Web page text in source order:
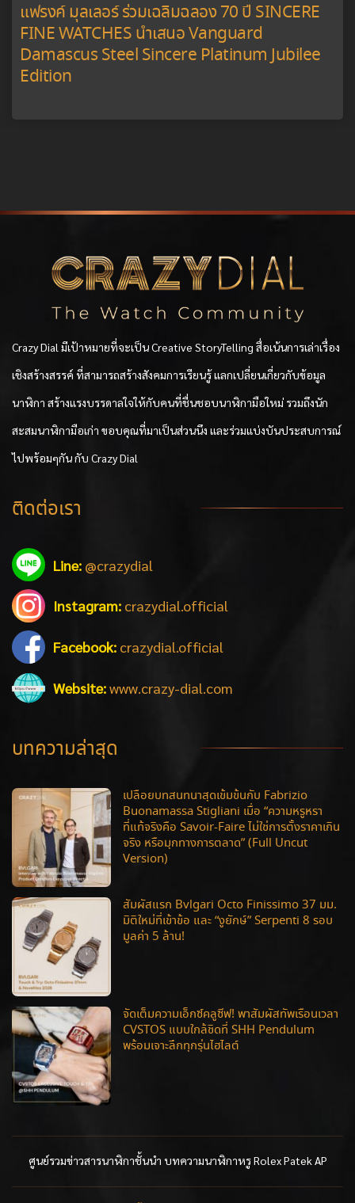
แฟรงค์ มุลเลอร์ ร่วมเฉลิมฉลอง 70 ปี SINCERE
FINE WATCHES นำเสนอ Vanguard
Damascus Steel Sincere Platinum Jubilee
Edition
Crazy Dial มีเป้าหมายที่จะเป็น Creative StoryTelling สื่อเน้นการเล่าเรื่อง
เชิงสร้างสรรค์ ที่สามารถสร้างสังคมการเรียนรู้ แลกเปลี่ยนเกี่ยวกับข้อมูล
นาฬิกา สร้างแรงบรรดาลใจให้กับคนที่ชื่นชอบนาฬิกามือใหม่ รวมถึงนัก
สะสมนาฬิกามือเก่า ขอบคุณที่มาเป็นส่วนนึง และร่วมแบ่งบันประสบการณ์
ไปพร้อมๆกัน กับ Crazy Dial
ติดต่อเรา
Line: @crazydial
Instagram: crazydial.official
Facebook: crazydial.official
Website:www.crazy-dial.com
บทความล่าสุด
เปลือยบทสนทนาสุดเข้มข้นกับ Fabrizio
Buonamassa Stigliani เมื่อ “ความหรูหรา
ที่แท้จริงคือ Savoir-Faire ไม่ใช่การตั้งราคาเกิน
จริง หรือมุกทางการตลาด” (Full Uncut
Version)
สัมผัสแรก Bvlgari Octo Finissimo 37 มม.
มิติใหม่ที่เข้าข้อ และ “งูยักษ์” Serpenti 8 รอบ
มูลค่า 5 ล้าน!
จัดเต็มความเอ็กซ์คลูซีฟ! พาสัมผัสทัพเรือนเวลา
CVSTOS แบบใกล้ชิดที่ SHH Pendulum
พร้อมเจาะลึกทุกรุ่นไฮไลต์
ศูนย์รวมข่าวสารนาฬิกาชั้นนำ บทความนาฬิกาหรู Rolex Patek AP